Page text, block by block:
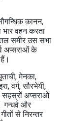
कानन,
वहन करता
समीर उस सभा
अप्सराओं के
मेनका,
वर्ग, सौरभेयी,
सहस्रों अप्सराओं
और
से निरन्तर